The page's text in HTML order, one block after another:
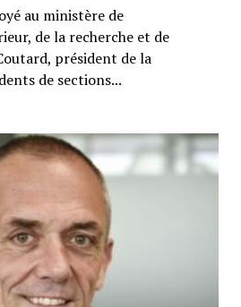
au ministère de
de la recherche et de
président de la
de sections...